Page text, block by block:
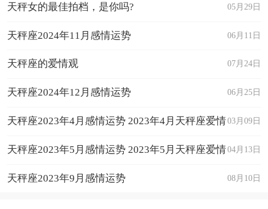
05月29日
天秤女的最佳拍档，是你吗?
06月11日
天秤座2024年11月感情运势
07月24日
天秤座的爱情观
06月25日
天秤座2024年12月感情运势
03月09日
天秤座2023年4月感情运势 2023年4月天秤座爱情
运程详解 04月13日
天秤座2023年5月感情运势 2023年5月天秤座爱情
运程详解 08月10日
天秤座2023年9月感情运势